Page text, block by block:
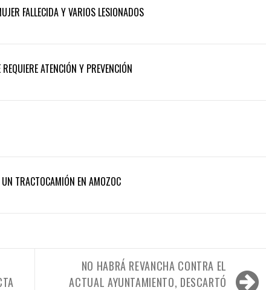
FALLECIDA Y VARIOS LESIONADOS
ATENCIÓN Y PREVENCIÓN
TRACTOCAMIÓN EN AMOZOC
NO HABRÁ REVANCHA CONTRA EL
ACTUAL AYUNTAMIENTO, DESCARTÓ